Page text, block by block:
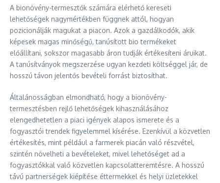
A bionövény-termesztők számára elérhető kereseti
lehetőségek nagymértékben függnek attól, hogyan
pozicionálják magukat a piacon. Azok a gazdálkodók, akik
képesek magas minőségű, tanúsított bio termékeket
előállítani, sokszor magasabb áron tudják értékesíteni áruikat.
A tanúsítványok megszerzése ugyan kezdeti költséggel jár, de
hosszú távon jelentős bevételi forrást biztosíthat.
Általánosságban elmondható, hogy a bionövény-
termesztésben rejlő lehetőségek kihasználásához
elengedhetetlen a piaci igények alapos ismerete és a
fogyasztói trendek figyelemmel kísérése. Ezenkívül a közvetlen
értékesítés, mint például a farmerek piacán való részvétel,
szintén növelheti a bevételeket, mivel lehetőséget ad a
fogyasztókkal való közvetlen kapcsolatteremtésre. A hosszú
távú partnerségek kiépítése éttermekkel és helyi üzletekkel